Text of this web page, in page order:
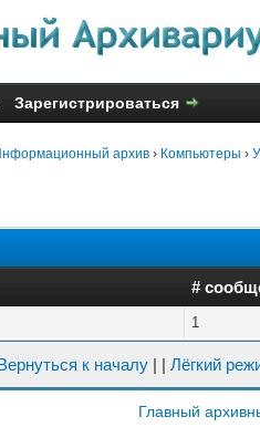
Зарегистрироваться
архив › Компьютеры ›
#
1
к началу | | Лёгкий
Главный